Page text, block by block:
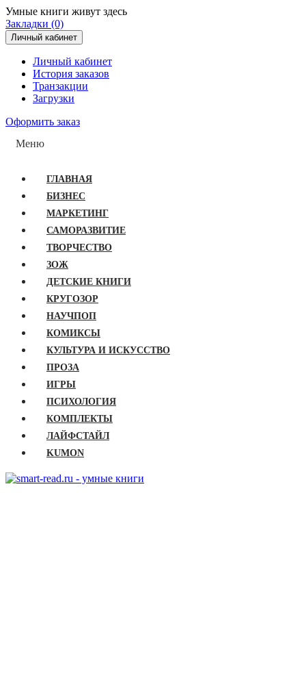
Умные книги живут здесь
Закладки (0)
Личный кабинет
Личный кабинет
История заказов
Транзакции
Загрузки
Оформить заказ
Меню
ГЛАВНАЯ
БИЗНЕС
МАРКЕТИНГ
САМОРАЗВИТИЕ
ТВОРЧЕСТВО
ЗОЖ
ДЕТСКИЕ КНИГИ
КРУГОЗОР
НАУЧПОП
КОМИКСЫ
КУЛЬТУРА И ИСКУССТВО
ПРОЗА
ИГРЫ
ПСИХОЛОГИЯ
КОМПЛЕКТЫ
ЛАЙФСТАЙЛ
KUMON